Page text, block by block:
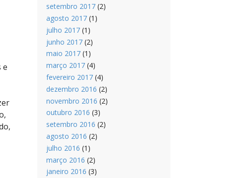
e
setembro 2017(2)
agosto 2017(1)
julho 2017(1)
junho 2017(2)
maio 2017(1)
março 2017(4)
fevereiro 2017(4)
dezembro 2016 (2)
novembro 2016 (2)
outubro 2016 (3)
setembro 2016 (2)
agosto 2016 (2)
julho 2016 (1)
março 2016 (2)
janeiro 2016 (3)